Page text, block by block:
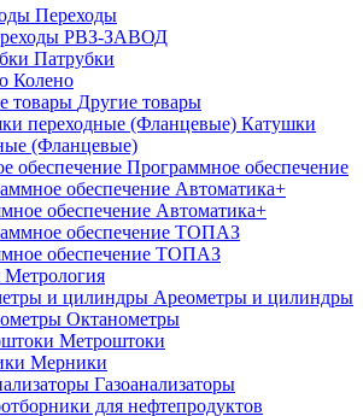
Переходы
РВЗ-ЗАВОД
Патрубки
Колено
Другие товары
Катушки
(Фланцевые)
Программное обеспечение
обеспечение Автоматика+
обеспечение ТОПАЗ
Метрология
Ареометры и цилиндры
Октанометры
Метроштоки
Мерники
Газоанализаторы